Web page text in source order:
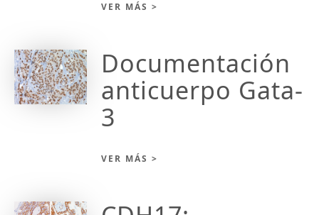
VER MÁS >
Documentación
anticuerpo Gata-
3
VER MÁS >